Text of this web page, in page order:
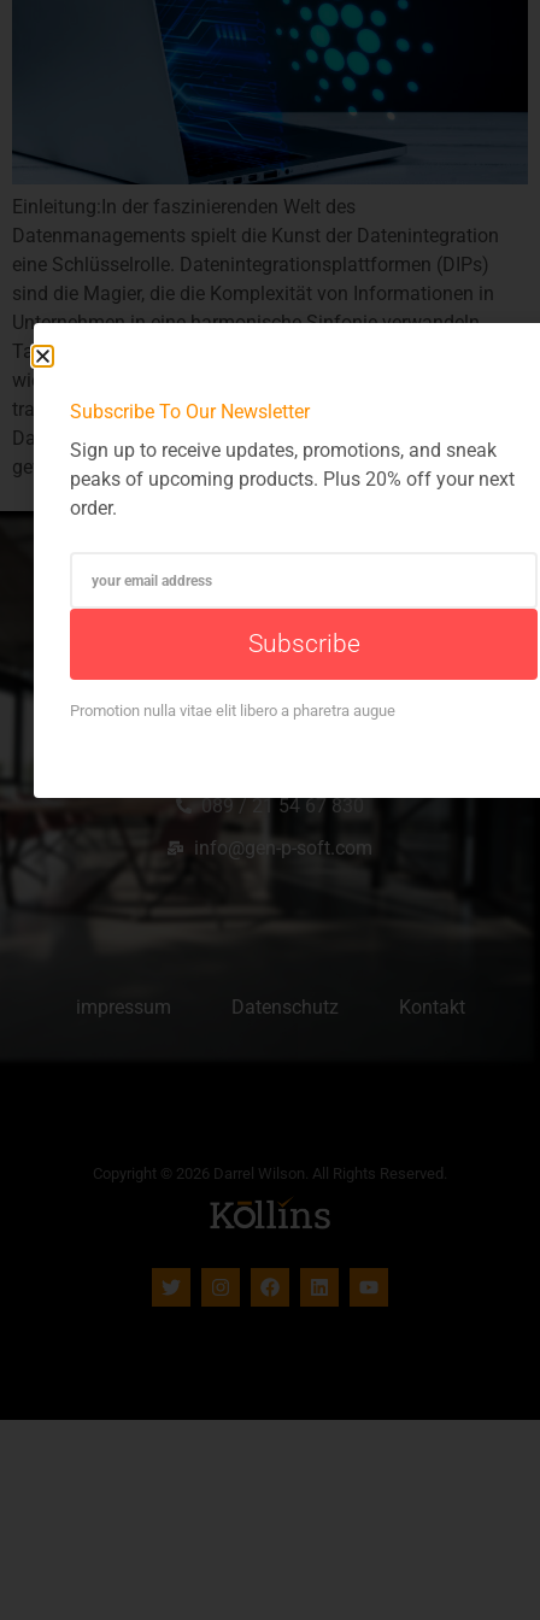
Einleitung:In der faszinierenden Welt des
Datenmanagements spielt die Kunst der Datenintegration
eine Schlüsselrolle. Datenintegrationsplattformen (DIPs)
sind die Magier, die die Komplexität von Informationen in
Unternehmen in eine harmonische Sinfonie verwandeln.
Tauchen wir ein in die Welt des Datenzaubers und erkunden,
wie DIPs die Landschaft der Unternehmensdaten
transformieren. Die Magie der
Datenintegration:Datenintegrationsplattformen sind keine
gewöhnlichen Werkzeuge; […]
Office Location
089 / 21 54 67 830
info@gen-p-soft.com
impressum Datenschutz Kontakt
Copyright © 2026 Darrel Wilson. All Rights Reserved.
Subscribe To Our Newsletter
Sign up to receive updates, promotions, and sneak
peaks of upcoming products. Plus 20% off your next
order.
Subscribe
Promotion nulla vitae elit libero a pharetra augue